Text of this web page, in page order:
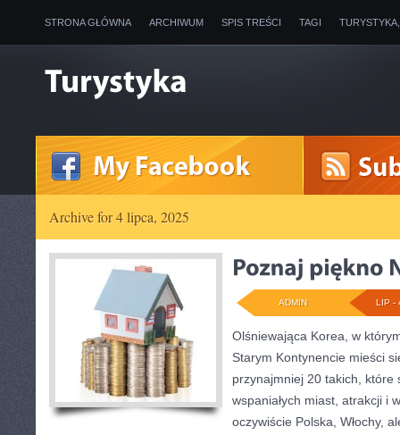
STRONA GŁÓWNA ARCHIWUM SPIS TREŚCI TAGI
Archive for 4 lipca, 2025
LIP -
ADMIN
Olśniewająca Korea, w
Starym Kontynencie mieści
przynajmniej 20 takich, które
wspaniałych miast, atrakcji i
oczywiście Polska, Włochy,